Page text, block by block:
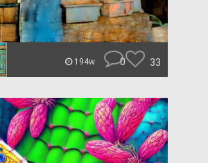
194w 0 33